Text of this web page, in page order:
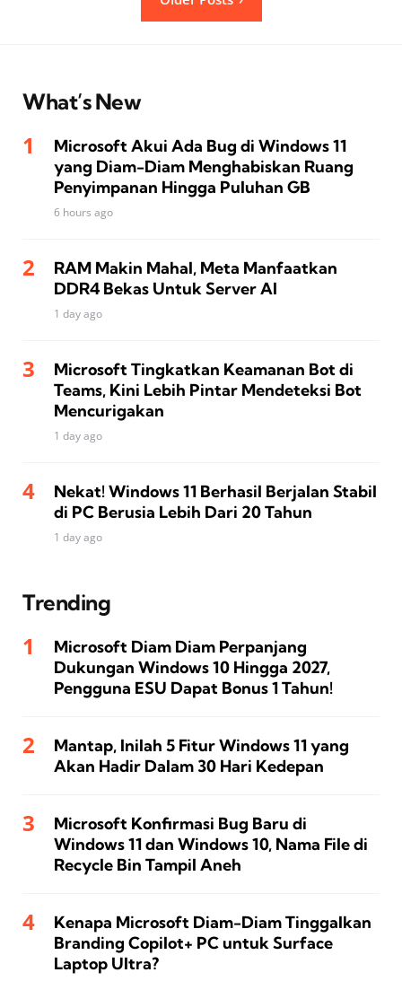
What’s New
Microsoft Akui Ada Bug di Windows 11
yang Diam-Diam Menghabiskan Ruang
Penyimpanan Hingga Puluhan GB
6 hours ago
RAM Makin Mahal, Meta Manfaatkan
DDR4 Bekas Untuk Server AI
1 day ago
Microsoft Tingkatkan Keamanan Bot di
Teams, Kini Lebih Pintar Mendeteksi Bot
Mencurigakan
1 day ago
Nekat! Windows 11 Berhasil Berjalan Stabil
di PC Berusia Lebih Dari 20 Tahun
1 day ago
Trending
Microsoft Diam Diam Perpanjang
Dukungan Windows 10 Hingga 2027,
Pengguna ESU Dapat Bonus 1 Tahun!
Mantap, Inilah 5 Fitur Windows 11 yang
Akan Hadir Dalam 30 Hari Kedepan
Microsoft Konfirmasi Bug Baru di
Windows 11 dan Windows 10, Nama File di
Recycle Bin Tampil Aneh
Kenapa Microsoft Diam-Diam Tinggalkan
Branding Copilot+ PC untuk Surface
Laptop Ultra?